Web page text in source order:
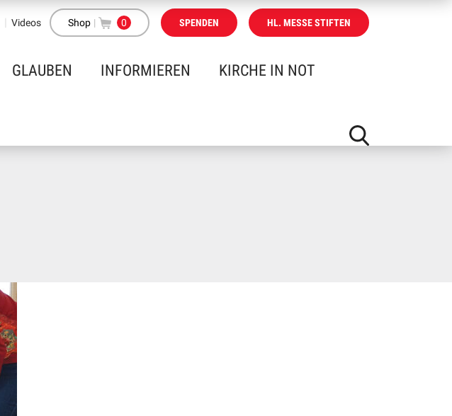
Videos Shop | 0 SPENDEN HL. MESSE STIFTEN
GLAUBEN INFORMIEREN KIRCHE IN NOT